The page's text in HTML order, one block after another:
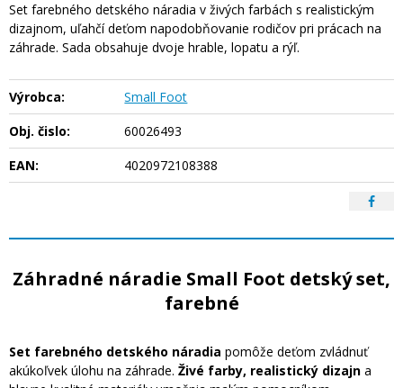
Set farebného detského náradia v živých farbách s realistickým
dizajnom, uľahčí deťom napodobňovanie rodičov pri prácach na
záhrade. Sada obsahuje dvoje hrable, lopatu a rýľ.
Výrobca:
Small Foot
Obj. čislo:
60026493
EAN:
4020972108388
Záhradné náradie Small Foot detský set,
farebné
Set farebného detského náradia pomôže deťom zvládnuť
akúkoľvek úlohu na záhrade. Živé farby, realistický dizajn a